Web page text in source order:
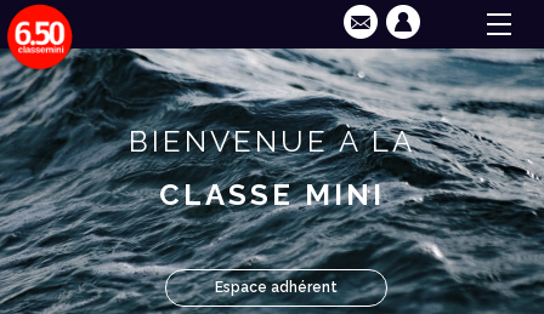
BIENVENUE À LA
CLASSE MINI
Espace adhérent